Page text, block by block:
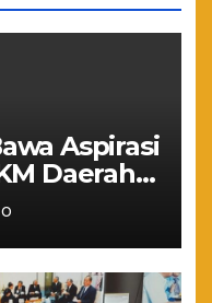
Aspirasi
Daerah